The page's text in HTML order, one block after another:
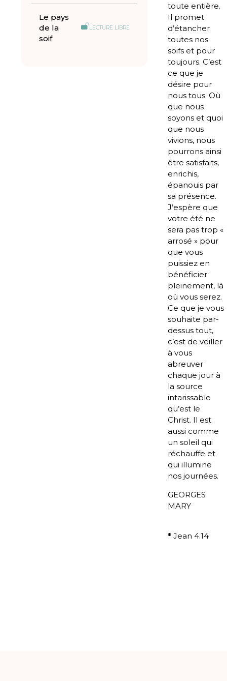
Le pays
de la
soif
LECTURE LIBRE
toute entière.
Il promet
d’étancher
toutes nos
soifs et pour
toujours. C’est
ce que je
désire pour
nous tous. Où
que nous
soyons et quoi
que nous
vivions, nous
pourrons ainsi
être satisfaits,
enrichis,
épanouis par
sa présence.
J’espère que
votre été ne
sera pas trop «
arrosé » pour
que vous
puissiez en
bénéficier
pleinement, là
où vous serez.
Ce que je vous
souhaite par-
dessus tout,
c’est de veiller
à vous
abreuver
chaque jour à
la source
intarissable
qu’est le
Christ. Il est
aussi comme
un soleil qui
réchauffe et
qui illumine
nos journées.
GEORGES
MARY
* Jean 4.14